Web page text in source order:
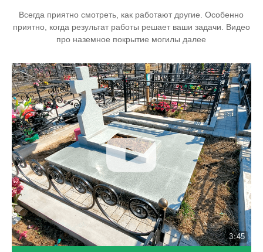
Всегда приятно смотреть, как работают другие. Особенно
приятно, когда результат работы решает ваши задачи. Видео
про наземное покрытие могилы далее
3:45